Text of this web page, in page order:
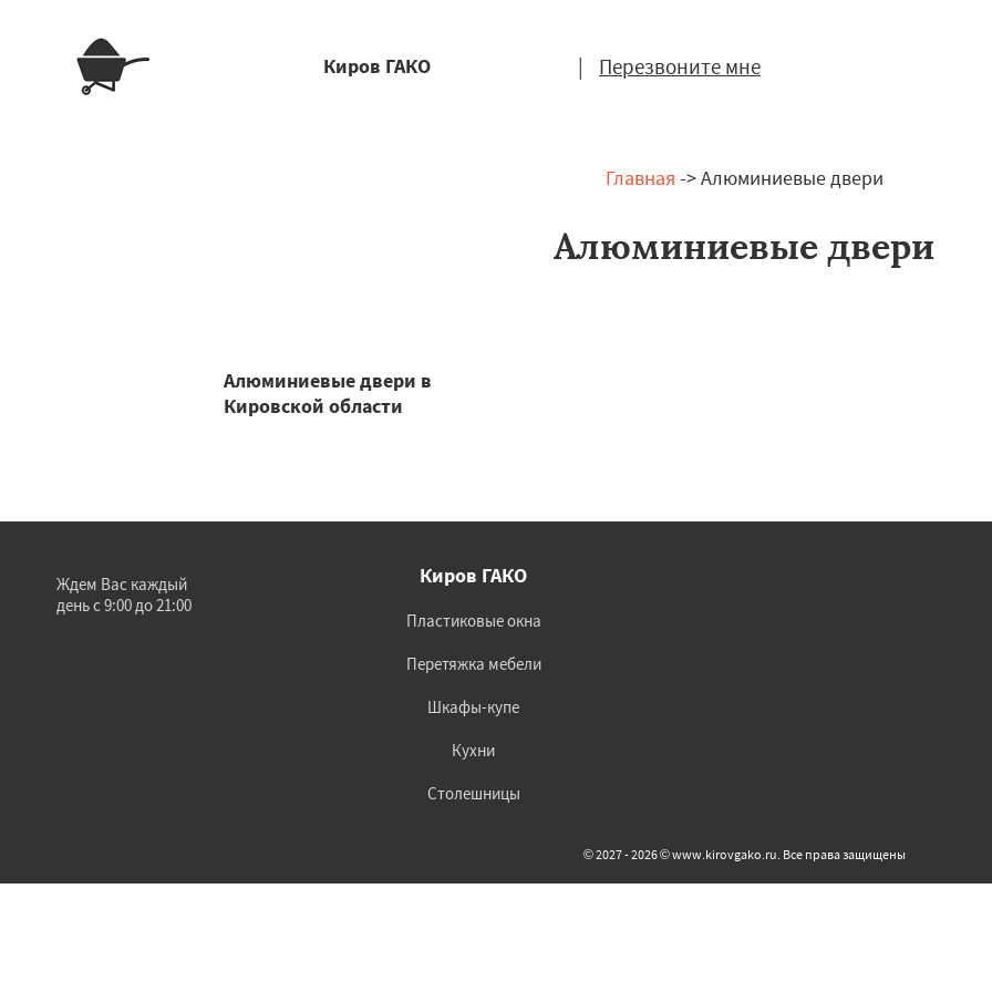
Киров ГАКО | Перезвоните мне
Главная -> Алюминиевые двери
Алюминиевые двери
Алюминиевые двери в
Кировской области
Ждем Вас каждый
день с 9:00 до 21:00
Киров ГАКО
Пластиковые окна
Перетяжка мебели
Шкафы-купе
Кухни
Столешницы
© 2027 - 2026 © www.kirovgako.ru. Все права защищены